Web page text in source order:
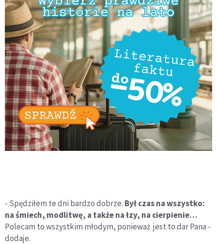
- Spędziłem te dni bardzo dobrze. Był czas na wszystko:
na śmiech, modlitwę, a także na łzy, na cierpienie…
Polecam to wszystkim młodym, ponieważ jest to dar Pana -
dodaje.